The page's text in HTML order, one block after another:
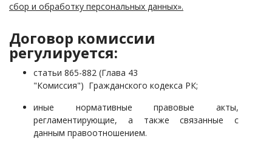
сбор и обработку персональных данных».
Договор комиссии
регулируется:
статьи 865-882 (Глава 43
"Комиссия") Гражданского кодекса РК;
иные нормативные правовые акты,
регламентирующие, а также связанные с
данным правоотношением.